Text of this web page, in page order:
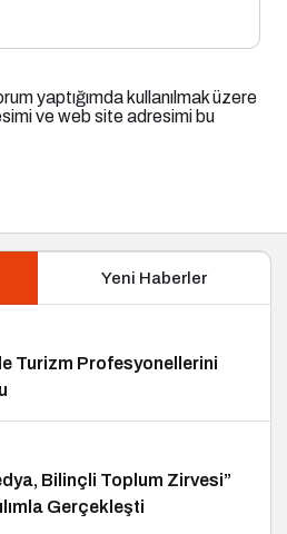
yaptığımda kullanılmak üzere
ve web site adresimi bu
Yeni Haberler
Turizm Profesyonellerini
Bilinçli Toplum Zirvesi”
Gerçekleşti